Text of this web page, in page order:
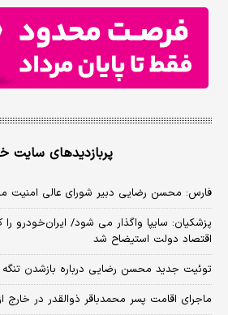
پربازدیدهای سایت
فارس: محسن رضایی دبیر شورای عالی امنیت
پزشکیان: سایپا واگذار می شود/ ایران‌خودرو را
اقتصاد دولت استیضاح شد
توئیت جدید محسن رضایی درباره بازشدن تنگه
ماجرای اقامت پسر محمدباقر ذوالقدر در خارج